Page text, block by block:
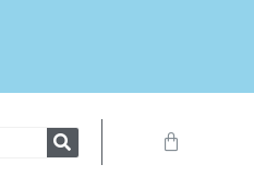
Search Carrito